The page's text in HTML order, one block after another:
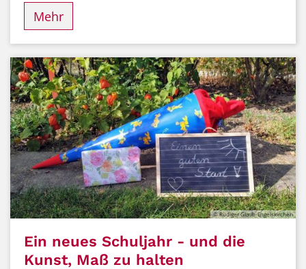
Mehr
© Rüdiger Glaub-Engelskirchen
Ein neues Schuljahr - und die
Kunst, Maß zu halten